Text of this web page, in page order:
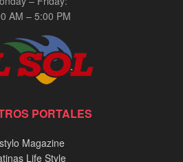
AM – 5:00 PM
PORTALES
Magazine
Life Style